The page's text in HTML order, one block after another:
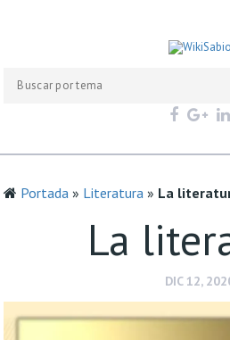
Portada » Literatura » La
La
DIC 12,